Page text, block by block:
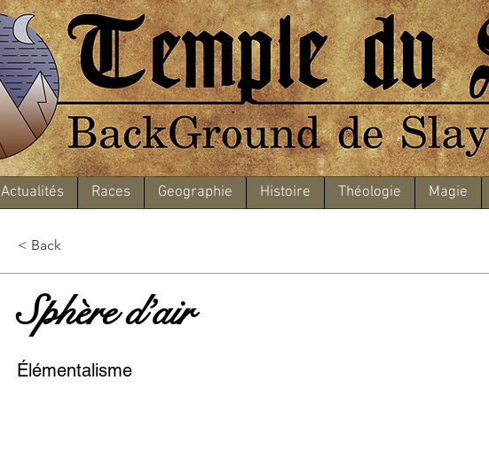
Actualités Races Geographie Histoire Théologie Magie
< Back
Sphère d’air
Élémentalisme